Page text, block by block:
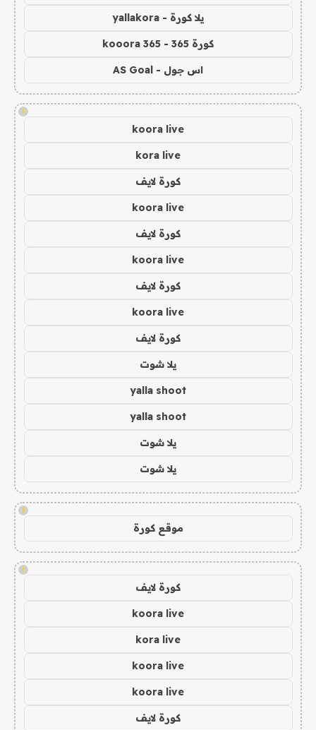
يلا كورة - yallakora
كورة 365 - kooora 365
اس جول - AS Goal
!
koora live
kora live
كورة لايف
koora live
كورة لايف
koora live
كورة لايف
koora live
كورة لايف
يلا شوت
yalla shoot
yalla shoot
يلا شوت
يلا شوت
!
موقع كورة
!
كورة لايف
koora live
kora live
koora live
koora live
كورة لايف